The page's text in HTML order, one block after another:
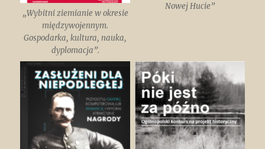
„Wybitni ziemianie w okresie
międzywojennym.
Gospodarka, kultura, nauka,
dyplomacja”.
Nowej Hucie”